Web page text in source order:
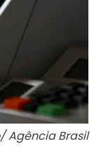
Agência Brasil